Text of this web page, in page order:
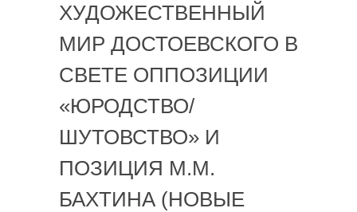
ХУДОЖЕСТВЕННЫЙ
МИР ДОСТОЕВСКОГО В
СВЕТЕ ОППОЗИЦИИ
«ЮРОДСТВО/
ШУТОВСТВО» И
ПОЗИЦИЯ М.М.
БАХТИНА (НОВЫЕ